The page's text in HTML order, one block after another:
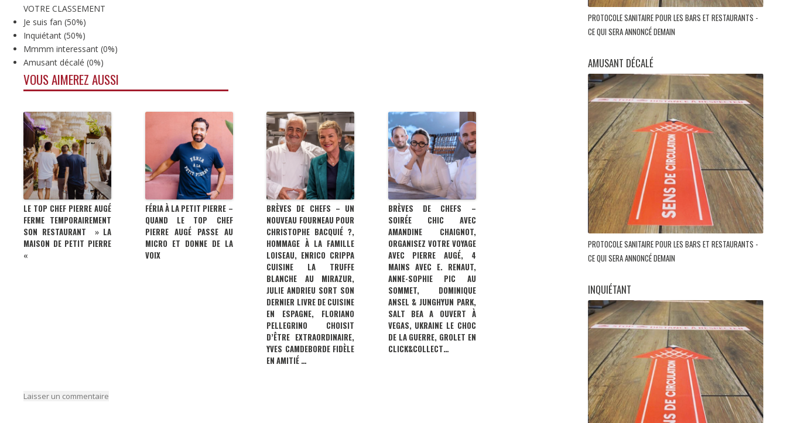
VOTRE CLASSEMENT
Je suis fan (50%)
Inquiétant (50%)
Mmmm interessant (0%)
Amusant décalé (0%)
VOUS AIMEREZ AUSSI
LE TOP CHEF PIERRE AUGÉ
FERME TEMPORAIREMENT
SON RESTAURANT » LA
MAISON DE PETIT PIERRE
«
FÉRIA À LA PETIT PIERRE –
QUAND LE TOP CHEF
PIERRE AUGÉ PASSE AU
MICRO ET DONNE DE LA
VOIX
BRÈVES DE CHEFS – UN
NOUVEAU FOURNEAU POUR
CHRISTOPHE BACQUIÉ ?,
HOMMAGE À LA FAMILLE
LOISEAU, ENRICO CRIPPA
CUISINE LA TRUFFE
BLANCHE AU MIRAZUR,
JULIE ANDRIEU SORT SON
DERNIER LIVRE DE CUISINE
EN ESPAGNE, FLORIANO
PELLEGRINO CHOISIT
D’ÊTRE EXTRAORDINAIRE,
YVES CAMDEBORDE FIDÈLE
EN AMITIÉ …
BRÈVES DE CHEFS –
SOIRÉE CHIC AVEC
AMANDINE CHAIGNOT,
ORGANISEZ VOTRE VOYAGE
AVEC PIERRE AUGÉ, 4
MAINS AVEC E. RENAUT,
ANNE-SOPHIE PIC AU
SOMMET, DOMINIQUE
ANSEL & JUNGHYUN PARK,
SALT BEA A OUVERT À
VEGAS, UKRAINE LE CHOC
DE LA GUERRE, GROLET EN
CLICK&COLLECT…
Laisser un commentaire
PROTOCOLE SANITAIRE POUR LES BARS ET RESTAURANTS -
CE QUI SERA ANNONCÉ DEMAIN
AMUSANT DÉCALÉ
PROTOCOLE SANITAIRE POUR LES BARS ET RESTAURANTS -
CE QUI SERA ANNONCÉ DEMAIN
INQUIÉTANT